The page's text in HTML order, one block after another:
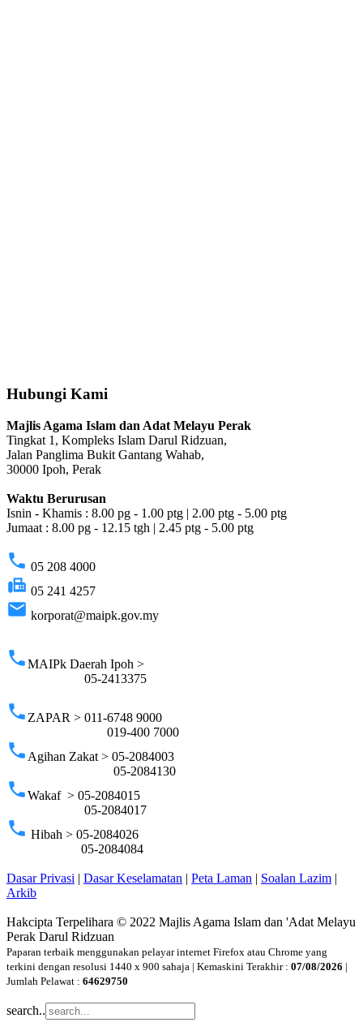
Hubungi Kami
Majlis Agama Islam dan Adat Melayu Perak
Tingkat 1, Kompleks Islam Darul Ridzuan,
Jalan Panglima Bukit Gantang Wahab,
30000 Ipoh, Perak
Waktu Berurusan
Isnin - Khamis : 8.00 pg - 1.00 ptg | 2.00 ptg - 5.00 ptg
Jumaat : 8.00 pg - 12.15 tgh | 2.45 ptg - 5.00 ptg
phone 05 208 4000
fax 05 241 4257
email korporat@maipk.gov.my
phoneMAIPk Daerah Ipoh >
05-2413375
phone ZAPAR > 011-6748 9000
019-400 7000
phone Agihan Zakat > 05-2084003
05-2084130
phoneWakaf > 05-2084015
05-2084017
phone Hibah > 05-2084026
05-2084084
Dasar Privasi | Dasar Keselamatan | Peta Laman | Soalan Lazim |
Arkib
Hakcipta Terpelihara © 2022 Majlis Agama Islam dan 'Adat Melayu
Perak Darul Ridzuan
Paparan terbaik menggunakan pelayar internet Firefox atau Chrome yang
terkini dengan resolusi 1440 x 900 sahaja | Kemaskini Terakhir : 07/08/2026 |
Jumlah Pelawat : 64629750
search..